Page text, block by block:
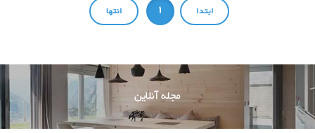
1
مجله آنلاین